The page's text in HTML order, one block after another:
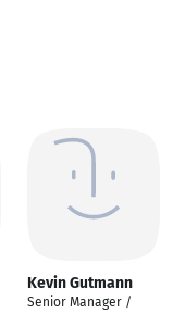
Kevin Gutmann
Senior Manager /